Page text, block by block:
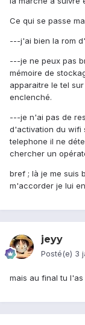
Ce qui se passe
---j'ai bien la rom
---je ne peux pas
mémoire de
apparaitre le tel
enclenché.
---je n'ai pas de
d'activation du wifi
telephone il ne
chercher un
bref ; là je me suis
m'accorder je lui
jeyy
Posté(e) 3
mais au final tu